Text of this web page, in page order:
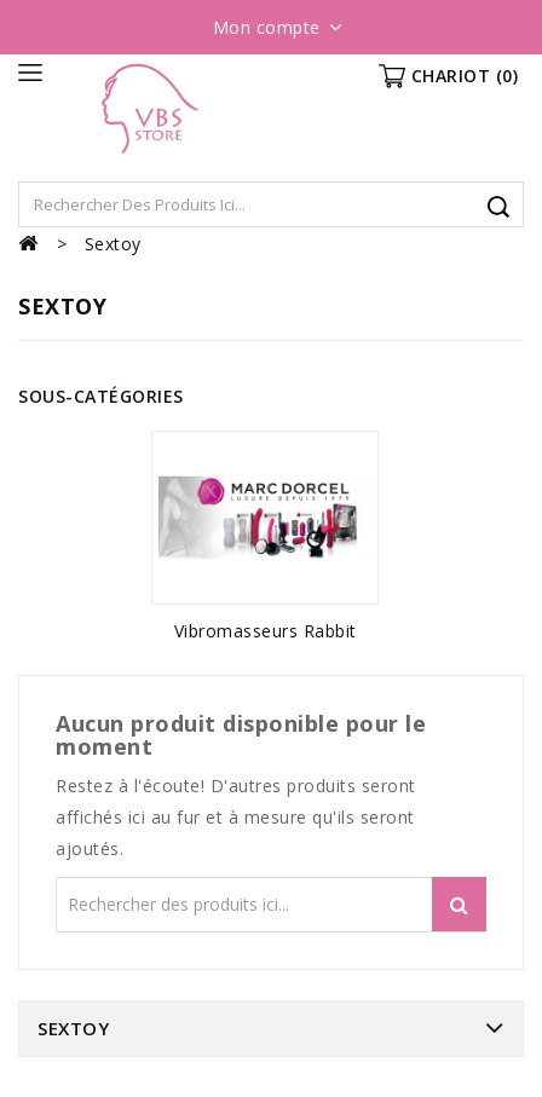
Mon compte
CHARIOT (0)
Sextoy
SEXTOY
SOUS-CATÉGORIES
Vibromasseurs Rabbit
Aucun produit disponible pour le
moment
Restez à l'écoute! D'autres produits seront
affichés ici au fur et à mesure qu'ils seront
ajoutés.
SEXTOY